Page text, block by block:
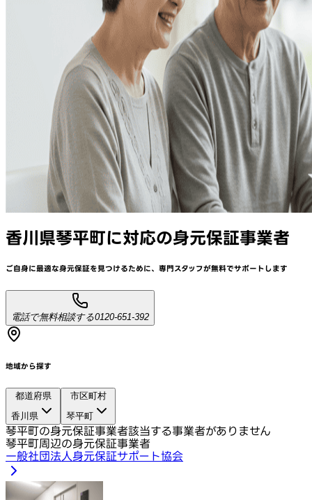
香川県琴平町に対応の身元保証事業者
ご自身に最適な身元保証を見つけるために、 専門スタッフが無料でサポートします
電話で無料相談する0120-651-392
地域から探す
都道府県
香川県
市区町村
琴平町
琴平町の身元保証事業者該当する事業者がありません
琴平町周辺の身元保証事業者
一般社団法人身元保証サポート協会